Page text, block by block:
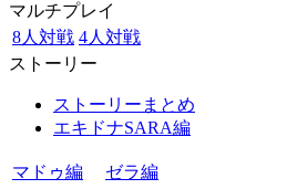
マルチプレイ
8人対戦 4人対戦
ストーリー
ストーリーまとめ
エキドナSARA編
マドゥ編
ゼラ編